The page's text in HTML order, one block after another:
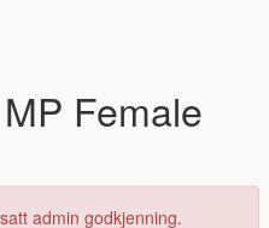
Female
admin godkjenning.